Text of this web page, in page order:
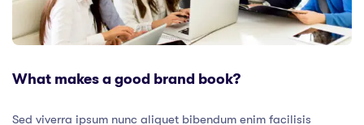
What makes a good brand book?
Sed viverra ipsum nunc aliquet bibendum enim facilisis